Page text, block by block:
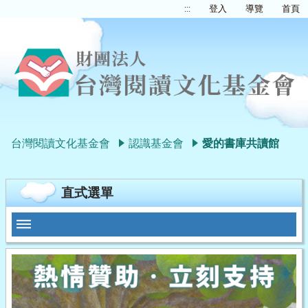
::: 登入 導覽 首頁
台灣閱讀文化基金會 認識基金會 愛的書庫共讀館
直式選單